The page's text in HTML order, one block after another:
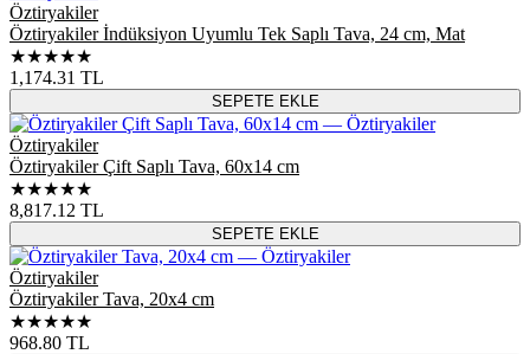
Öztiryakiler
Öztiryakiler İndüksiyon Uyumlu Tek Saplı Tava, 24 cm, Mat
★★★★★
1,174.31 TL
SEPETE EKLE
Öztiryakiler
Öztiryakiler Çift Saplı Tava, 60x14 cm
★★★★★
8,817.12 TL
SEPETE EKLE
Öztiryakiler
Öztiryakiler Tava, 20x4 cm
★★★★★
968.80 TL